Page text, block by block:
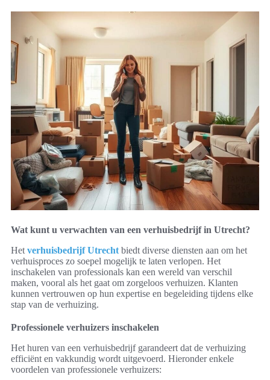
Wat kunt u verwachten van een verhuisbedrijf in Utrecht?
Het verhuisbedrijf Utrecht biedt diverse diensten aan om het
verhuisproces zo soepel mogelijk te laten verlopen. Het
inschakelen van professionals kan een wereld van verschil
maken, vooral als het gaat om zorgeloos verhuizen. Klanten
kunnen vertrouwen op hun expertise en begeleiding tijdens elke
stap van de verhuizing.
Professionele verhuizers inschakelen
Het huren van een verhuisbedrijf garandeert dat de verhuizing
efficiënt en vakkundig wordt uitgevoerd. Hieronder enkele
voordelen van professionele verhuizers: